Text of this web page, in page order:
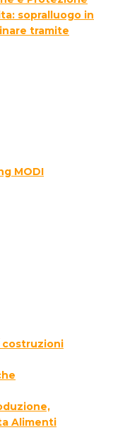
sopralluogo in
tramite
MODI
Alimenti